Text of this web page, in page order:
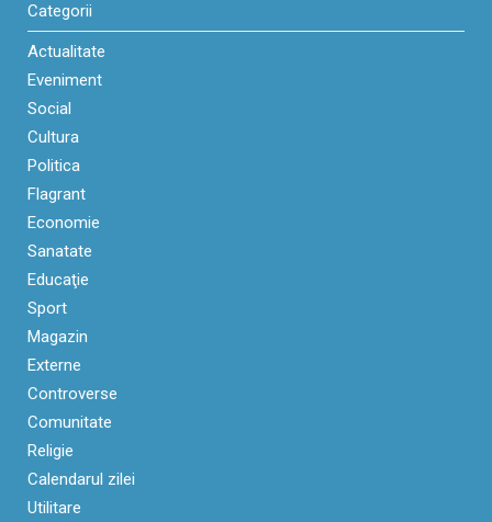
Categorii
Actualitate
Eveniment
Social
Cultura
Politica
Flagrant
Economie
Sanatate
Educaţie
Sport
Magazin
Externe
Controverse
Comunitate
Religie
Calendarul zilei
Utilitare